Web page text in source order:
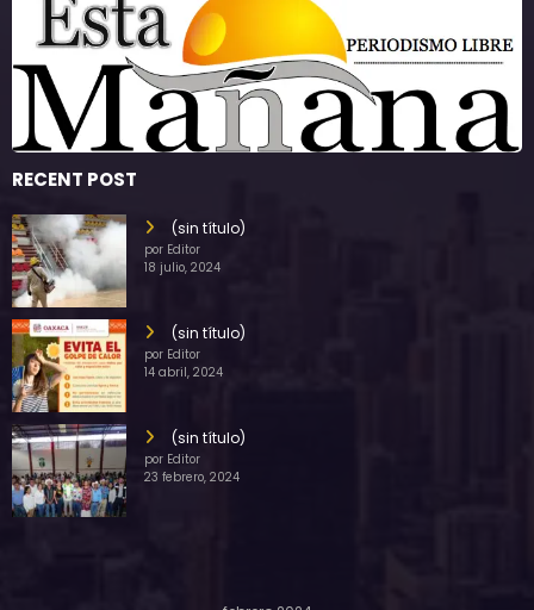
RECENT POST
(sin título)
por Editor
18 julio, 2024
(sin título)
por Editor
14 abril, 2024
(sin título)
por Editor
23 febrero, 2024